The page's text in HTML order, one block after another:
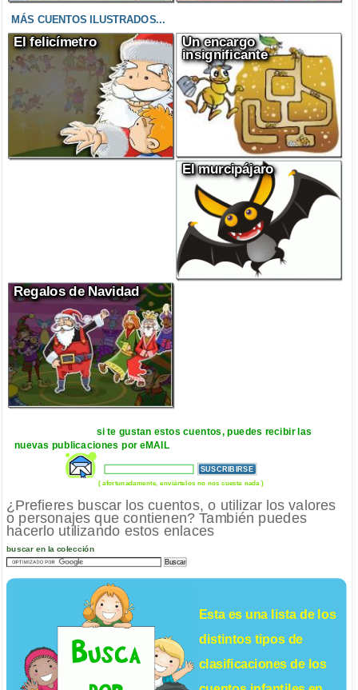
MÁS CUENTOS ILUSTRADOS...
El felicímetro
Un encargo
insignificante
El murcipájaro
Regalos de Navidad
si te gustan estos cuentos, puedes recibir las
nuevas publicaciones por eMAIL
( afortunadamente, enviártelos no nos cuesta nada )
¿Prefieres buscar los cuentos, o utilizar los valores
o personajes que contienen? También puedes
hacerlo utilizando estos enlaces
buscar en la colección
Esta es una lista de los
distintos tipos de
clasificaciones de los